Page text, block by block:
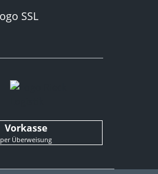
Vorkasse
per Überweisung